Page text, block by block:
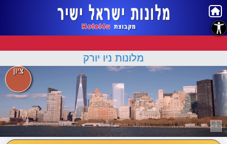
מלונות ניו יורק
ציון
נגישות